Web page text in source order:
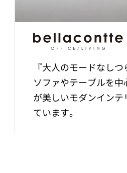
『大人のモードなしつ
ソファやテーブルを中
が美しいモダンインテ
ています。